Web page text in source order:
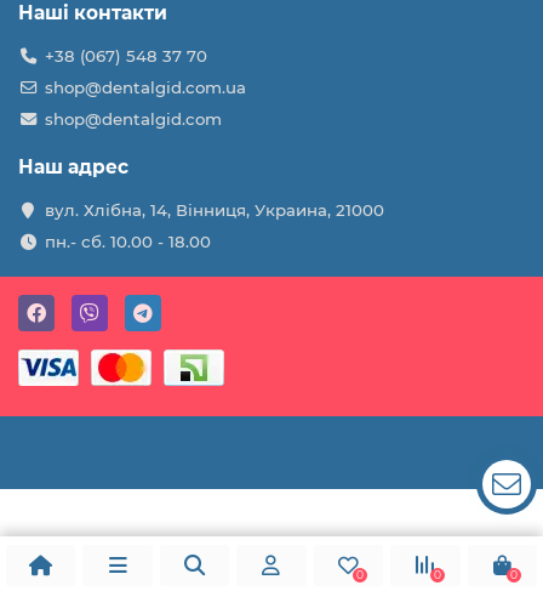
Наші контакти
+38 (067) 548 37 70
shop@dentalgid.com.ua
shop@dentalgid.com
Наш адрес
вул. Хлібна, 14, Вінниця, Украина, 21000
пн.- сб. 10.00 - 18.00
0 0 0